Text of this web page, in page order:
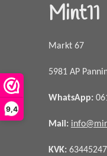
9,4
Mint11
Markt 67
5981 AP
WhatsApp:
Mail:
KVK: 63445247